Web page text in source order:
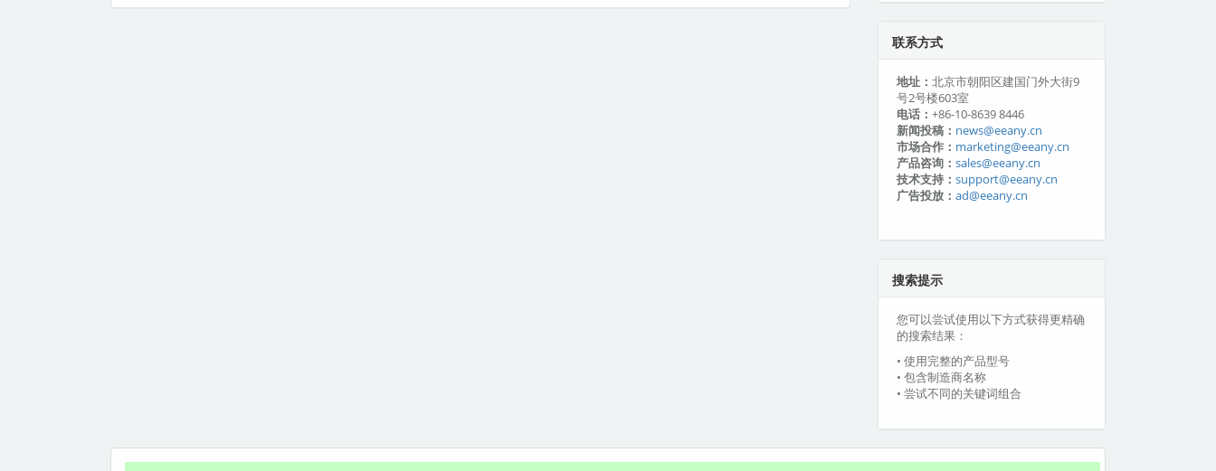
联系方式
地址： 北京市朝阳区建国门外大街9
号2号楼603室
电话： +86-10-8639 8446
新闻投稿： news@eeany.cn
市场合作： marketing@eeany.cn
产品咨询： sales@eeany.cn
技术支持： support@eeany.cn
广告投放： ad@eeany.cn
搜索提示
您可以尝试使用以下方式获得更精确
的搜索结果：
• 使用完整的产品型号
• 包含制造商名称
• 尝试不同的关键词组合